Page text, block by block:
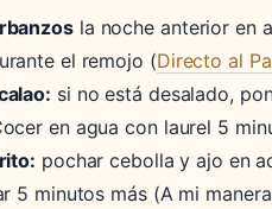
la noche anterior en
el remojo (Directo al
si no está desalado,
en agua con laurel 5
pochar cebolla y ajo en
5 minutos más (A mi